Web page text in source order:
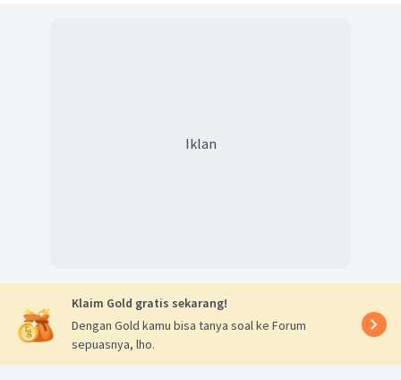
Iklan
Klaim Gold gratis sekarang!
Dengan Gold kamu bisa tanya soal ke Forum
sepuasnya, lho.